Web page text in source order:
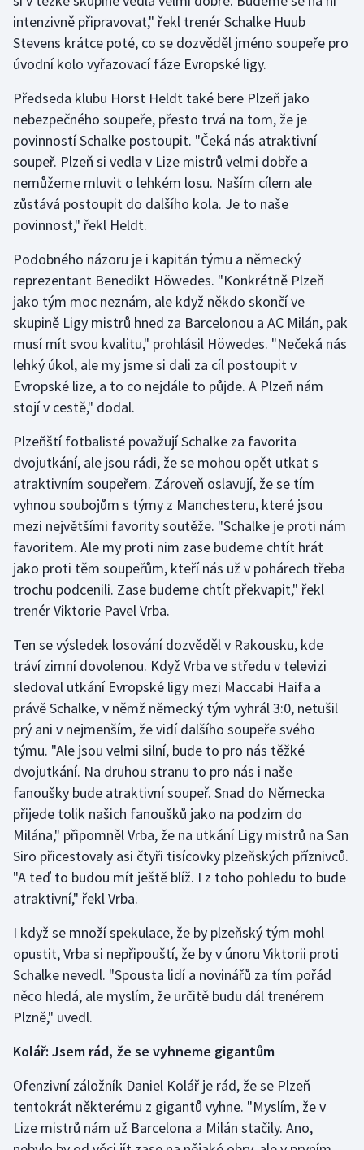
Futsal
Golf
Gymnastika
Házená
Jezdectví
Judo
Krasobruslení
Lezení
Lyže a snowboard
Moderní pětiboj
Motorsport
Olympijské hry
Parasport
Plavání
Plážový volejbal
Ragby
Rychlobruslení
Rychlostní kanoistika
Short track
Sportovní střelba
Stolní tenis
Triatlon
Veslování
Volejbal
Ostatní
intenzivně připravovat," řekl trenér Schalke Huub
Stevens krátce poté, co se dozvěděl jméno soupeře pro
úvodní kolo vyřazovací fáze Evropské ligy.
Předseda klubu Horst Heldt také bere Plzeň jako
nebezpečného soupeře, přesto trvá na tom, že je
povinností Schalke postoupit. "Čeká nás atraktivní
soupeř. Plzeň si vedla v Lize mistrů velmi dobře a
nemůžeme mluvit o lehkém losu. Naším cílem ale
zůstává postoupit do dalšího kola. Je to naše
povinnost," řekl Heldt.
Podobného názoru je i kapitán týmu a německý
reprezentant Benedikt Höwedes. "Konkrétně Plzeň
jako tým moc neznám, ale když někdo skončí ve
skupině Ligy mistrů hned za Barcelonou a AC Milán, pak
musí mít svou kvalitu," prohlásil Höwedes. "Nečeká nás
lehký úkol, ale my jsme si dali za cíl postoupit v
Evropské lize, a to co nejdále to půjde. A Plzeň nám
stojí v cestě," dodal.
Plzeňští fotbalisté považují Schalke za favorita
dvojutkání, ale jsou rádi, že se mohou opět utkat s
atraktivním soupeřem. Zároveň oslavují, že se tím
vyhnou soubojům s týmy z Manchesteru, které jsou
mezi největšími favority soutěže. "Schalke je proti nám
favoritem. Ale my proti nim zase budeme chtít hrát
jako proti těm soupeřům, kteří nás už v pohárech třeba
trochu podcenili. Zase budeme chtít překvapit," řekl
trenér Viktorie Pavel Vrba.
Ten se výsledek losování dozvěděl v Rakousku, kde
tráví zimní dovolenou. Když Vrba ve středu v televizi
sledoval utkání Evropské ligy mezi Maccabi Haifa a
právě Schalke, v němž německý tým vyhrál 3:0, netušil
prý ani v nejmenším, že vidí dalšího soupeře svého
týmu. "Ale jsou velmi silní, bude to pro nás těžké
dvojutkání. Na druhou stranu to pro nás i naše
fanoušky bude atraktivní soupeř. Snad do Německa
přijede tolik našich fanoušků jako na podzim do
Milána," připomněl Vrba, že na utkání Ligy mistrů na San
Siro přicestovaly asi čtyři tisícovky plzeňských příznivců.
"A teď to budou mít ještě blíž. I z toho pohledu to bude
atraktivní," řekl Vrba.
I když se množí spekulace, že by plzeňský tým mohl
opustit, Vrba si nepřipouští, že by v únoru Viktorii proti
Schalke nevedl. "Spousta lidí a novinářů za tím pořád
něco hledá, ale myslím, že určitě budu dál trenérem
Plzně," uvedl.
Kolář: Jsem rád, že se vyhneme gigantům
Ofenzivní záložník Daniel Kolář je rád, že se Plzeň
tentokrát některému z gigantů vyhne. "Myslím, že v
Lize mistrů nám už Barcelona a Milán stačily. Ano,